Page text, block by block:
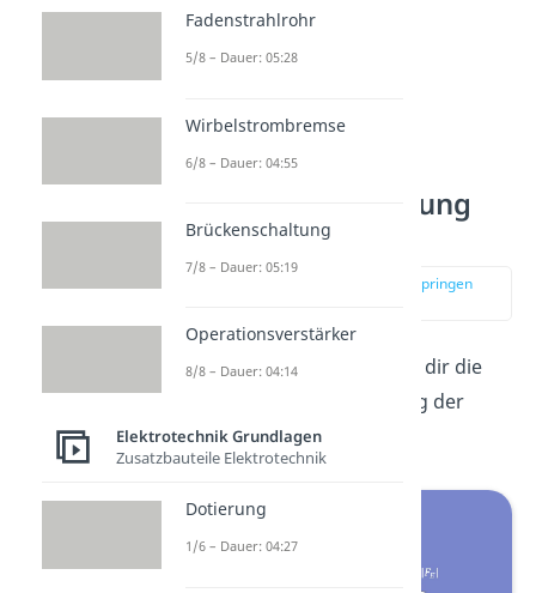
Induktionsspannung
berechnen
zur Stelle im Video springen
Im Folgenden erklären wir dir die
Herleitung zur Berechnung der
Induktionsspannung.
Fadenstrahlrohr
5/8 – Dauer: 05:28
Wirbelstrombremse
6/8 – Dauer: 04:55
Brückenschaltung
7/8 – Dauer: 05:19
Operationsverstärker
8/8 – Dauer: 04:14
Elektrotechnik Grundlagen
Zusatzbauteile Elektrotechnik
Dotierung
1/6 – Dauer: 04:27